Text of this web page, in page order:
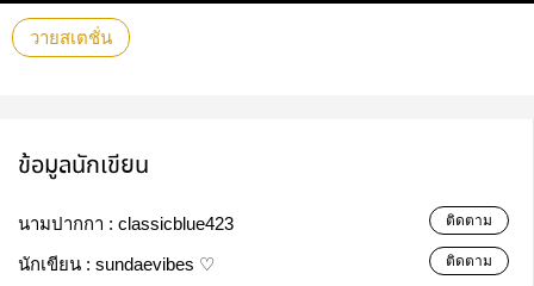
วายสเตชั่น
ข้อมูลนักเขียน
นามปากกา : classicblue423 ติดตาม
นักเขียน : sundaevibes ♡ ติดตาม